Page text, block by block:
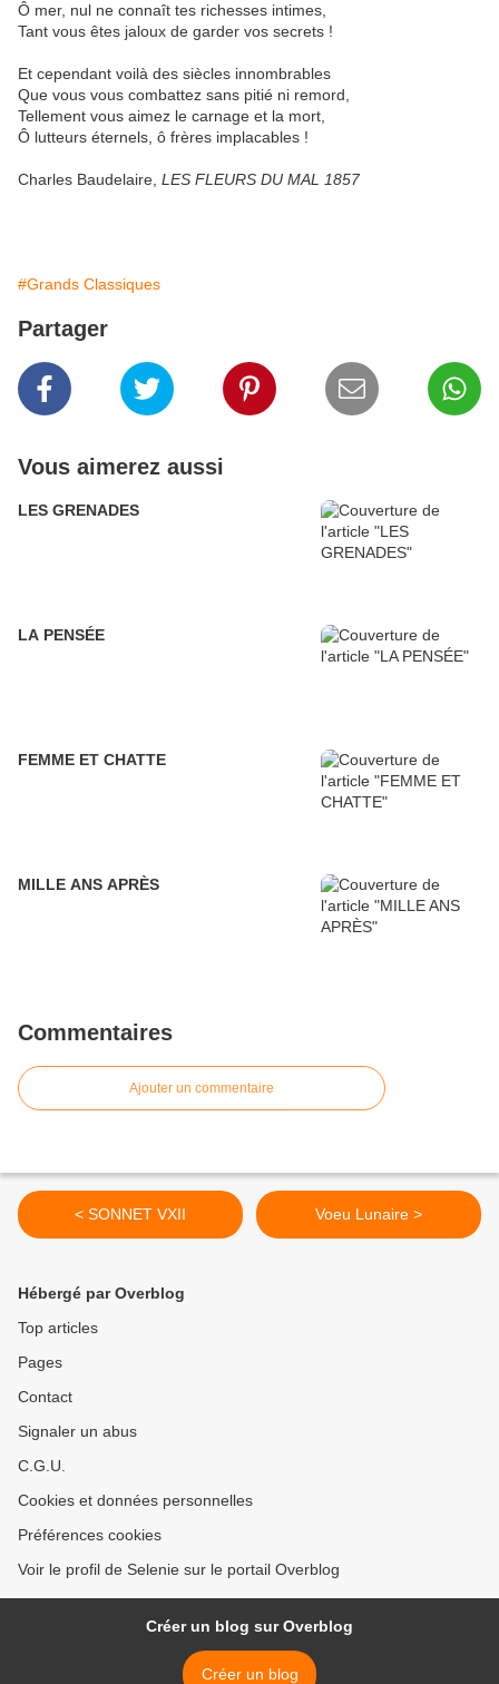
Ô mer, nul ne connaît tes richesses intimes,
Tant vous êtes jaloux de garder vos secrets !
Et cependant voilà des siècles innombrables
Que vous vous combattez sans pitié ni remord,
Tellement vous aimez le carnage et la mort,
Ô lutteurs éternels, ô frères implacables !
Charles Baudelaire, LES FLEURS DU MAL 1857
#Grands Classiques
Partager
Vous aimerez aussi
LES GRENADES
LA PENSÉE
FEMME ET CHATTE
MILLE ANS APRÈS
Commentaires
Ajouter un commentaire
< SONNET VXII Voeu Lunaire >
Hébergé par Overblog
Top articles
Pages
Contact
Signaler un abus
C.G.U.
Cookies et données personnelles
Préférences cookies
Voir le profil de Selenie sur le portail Overblog
Créer un blog sur Overblog
Créer un blog